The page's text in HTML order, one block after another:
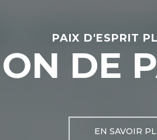
PAIX D'ESPRIT
DE
EN SAVOIR